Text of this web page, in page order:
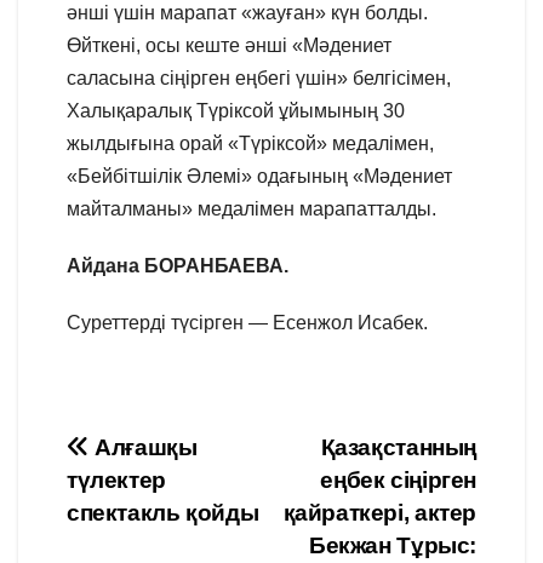
әнші үшін марапат «жауған» күн болды.
Өйткені, осы кеште әнші «Мәдениет
саласына сіңірген еңбегі үшін» белгісімен,
Халықаралық Түріксой ұйымының 30
жылдығына орай «Түріксой» медалімен,
«Бейбітшілік Әлемі» одағының «Мәдениет
майталманы» медалімен марапатталды.
Айдана БОРАНБАЕВА.
Суреттерді түсірген — Есенжол Исабек.
Навигация
по
Қазақстанның
еңбек сіңірген
қайраткері, актер
Бекжан Тұрыс:
Алғашқы
түлектер
спектакль қойды